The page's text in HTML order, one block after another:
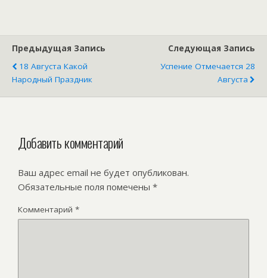
Предыдущая Запись
18 Августа Какой
Народный Праздник
Следующая Запись
Успение Отмечается 28
Августа
Добавить комментарий
Ваш адрес email не будет опубликован.
Обязательные поля помечены *
Комментарий *